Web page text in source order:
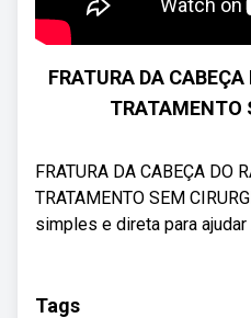
FRATURA DA
TRATAMENTO
FRATURA DA CABEÇA DO
TRATAMENTO SEM
simples e direta para ajudar
Tags